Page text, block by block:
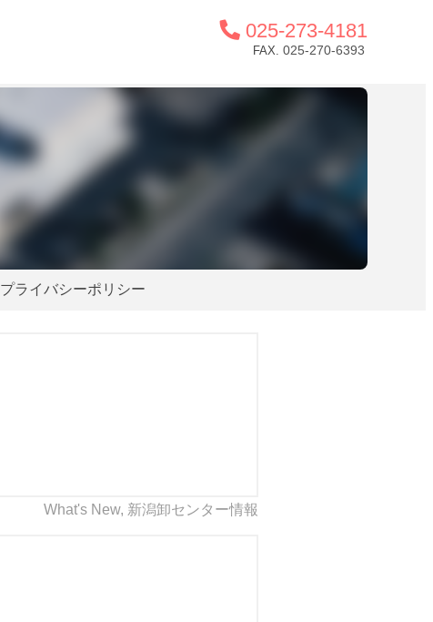
025-273-4181
FAX. 025-270-6393
プライバシーポリシー
What's New, 新潟卸センター情報